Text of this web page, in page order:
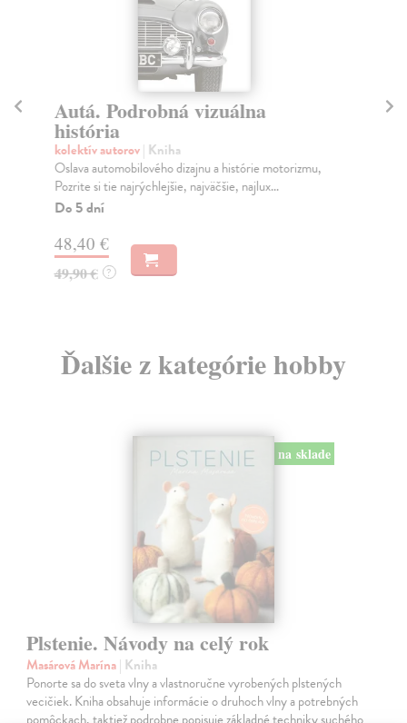
Autá. Podrobná vizuálna
história
kolektív autorov| Kniha
Oslava automobilového dizajnu a histórie motorizmu,
Pozrite si tie najrýchlejšie, najväčšie, najlux...
Do 5 dní
48,40 €
49,90 € ?
Ďalšie z kategórie hobby
na sklade
Plstenie. Návody na celý rok
Masárová Marína| Kniha
Ponorte sa do sveta vlny a vlastnoručne vyrobených plstených
vecičiek. Kniha obsahuje informácie o druhoch vlny a potrebných